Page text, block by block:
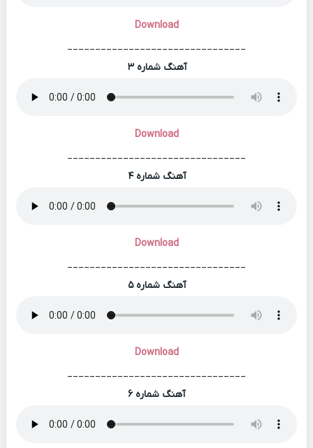
Download
________________________________
آهنگ شماره ۳
Download
________________________________
آهنگ شماره ۴
Download
________________________________
آهنگ شماره ۵
Download
________________________________
آهنگ شماره ۶